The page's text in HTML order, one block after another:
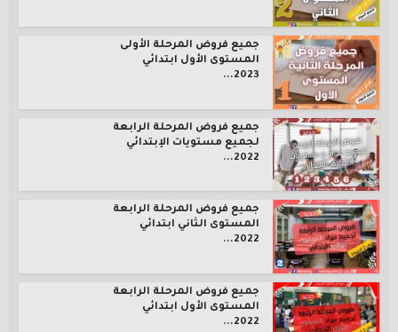
جميع فروض المرحلة الأولى
المستوى الأول ابتدائي
2023...
جميع فروض المرحلة الرابعة
لجميع مستويات الإبتدائي
2022...
جميع فروض المرحلة الرابعة
المستوى الثاني ابتدائي
2022...
جميع فروض المرحلة الرابعة
المستوى الأول ابتدائي
2022...